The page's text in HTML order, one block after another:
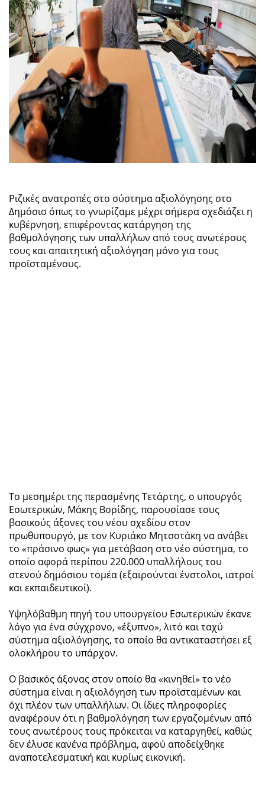
Ριζικές ανατροπές στο σύστημα αξιολόγησης στο
Δημόσιο όπως το γνωρίζαμε μέχρι σήμερα σχεδιάζει η
κυβέρνηση, επιφέροντας κατάργηση της
βαθμολόγησης των υπαλλήλων από τους ανωτέρους
τους και απαιτητική αξιολόγηση μόνο για τους
προϊσταμένους.
Το μεσημέρι της περασμένης Τετάρτης, ο υπουργός
Εσωτερικών, Μάκης Βορίδης, παρουσίασε τους
βασικούς άξονες του νέου σχεδίου στον
πρωθυπουργό, με τον Κυριάκο Μητσοτάκη να ανάβει
το «πράσινο φως» για μετάβαση στο νέο σύστημα, το
οποίο αφορά περίπου 220.000 υπαλλήλους του
στενού δημόσιου τομέα (εξαιρούνται ένστολοι, ιατροί
και εκπαιδευτικοί).
Υψηλόβαθμη πηγή του υπουργείου Εσωτερικών έκανε
λόγο για ένα σύγχρονο, «έξυπνο», λιτό και ταχύ
σύστημα αξιολόγησης, το οποίο θα αντικαταστήσει εξ
ολοκλήρου το υπάρχον.
Ο βασικός άξονας στον οποίο θα «κινηθεί» το νέο
σύστημα είναι η αξιολόγηση των προϊσταμένων και
όχι πλέον των υπαλλήλων. Οι ίδιες πληροφορίες
αναφέρουν ότι η βαθμολόγηση των εργαζομένων από
τους ανωτέρους τους πρόκειται να καταργηθεί, καθώς
δεν έλυσε κανένα πρόβλημα, αφού αποδείχθηκε
αναποτελεσματική και κυρίως εικονική.